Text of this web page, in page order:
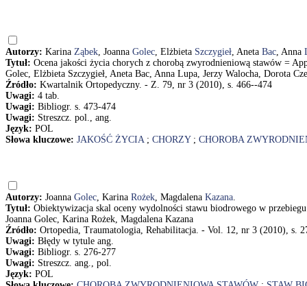
Autorzy: Karina Ząbek, Joanna Golec, Elżbieta Szczygieł, Aneta Bac, Anna
Tytuł: Ocena jakości życia chorych z chorobą zwyrodnieniową stawów =
Golec, Elżbieta Szczygieł, Aneta Bac, Anna Lupa, Jerzy Walocha, Dorota
Źródło: Kwartalnik Ortopedyczny. - Z. 79, nr 3 (2010), s. 466--474
Uwagi: 4 tab.
Uwagi: Bibliogr. s. 473-474
Uwagi: Streszcz. pol., ang.
Język: POL
Słowa kluczowe: JAKOŚĆ ŻYCIA; CHORZY; CHOROBA
Autorzy: Joanna Golec, Karina Rożek, Magdalena Kazana.
Tytuł: Obiektywizacja skal oceny wydolności stawu biodrowego w
Joanna Golec, Karina Rożek, Magdalena Kazana
Źródło: Ortopedia, Traumatologia, Rehabilitacja. - Vol. 12, nr 3 (2010), s.
Uwagi: Błędy w tytule ang.
Uwagi: Bibliogr. s. 276-277
Uwagi: Streszcz. ang., pol.
Język: POL